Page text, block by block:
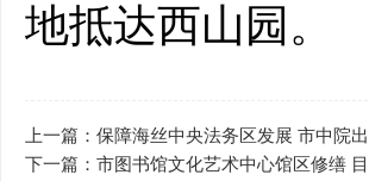
地抵达西山园。
上一篇：保障海丝中央法务区发展 市中院
下一篇：市图书馆文化艺术中心馆区修缮